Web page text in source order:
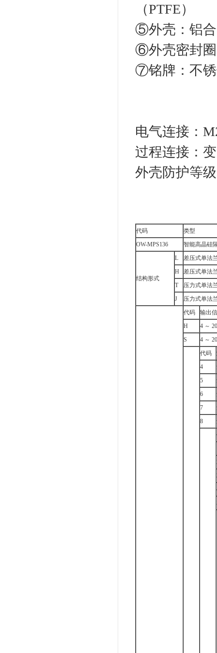
（PTFE）
⑤外壳：铝合
⑥外壳密封
⑦铭牌：不锈
电气连接：
过程连接：
外壳防护等
代码
类型
OW-MPS136
智能高晶硅
结构形式
L
差压式单法
H
差压式单法
T
压力式单法
J
压力式单法
代码
输出
H
4 ～
S
4 ～
代码
4
5
6
7
8